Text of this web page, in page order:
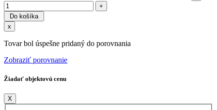
Do košíka
x
Tovar bol úspešne pridaný do porovnania
Zobraziť porovnanie
Žiadať objektovú cenu
X